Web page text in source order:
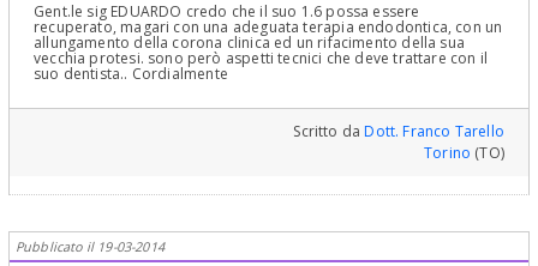
Gent.le sig EDUARDO credo che il suo 1.6 possa essere
recuperato, magari con una adeguata terapia endodontica, con un
allungamento della corona clinica ed un rifacimento della sua
vecchia protesi. sono però aspetti tecnici che deve trattare con il
suo dentista.. Cordialmente
Scritto daDott. Franco Tarello
Torino (TO)
Pubblicato il 19-03-2014